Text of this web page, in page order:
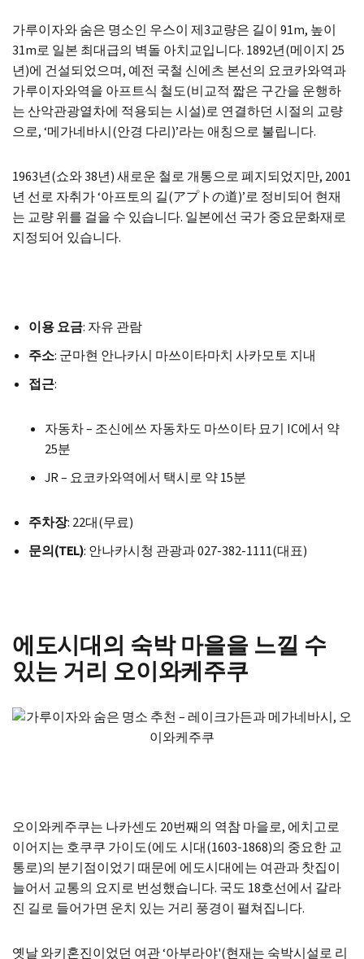
가루이자와 숨은 명소인 우스이 제3교량은 길이 91m, 높이
31m로 일본 최대급의 벽돌 아치교입니다. 1892년(메이지 25
년)에 건설되었으며, 예전 국철 신에츠 본선의 요코카와역과
가루이자와역을 아프트식 철도(비교적 짧은 구간을 운행하
는 산악관광열차에 적용되는 시설)로 연결하던 시절의 교량
으로, ‘메가네바시(안경 다리)’라는 애칭으로 불립니다.
1963년(쇼와 38년) 새로운 철로 개통으로 폐지되었지만, 2001
년 선로 자취가 ‘아프토의 길(アプトの道)’로 정비되어 현재
는 교량 위를 걸을 수 있습니다. 일본에선 국가 중요문화재로
지정되어 있습니다.
이용 요금: 자유 관람
주소: 군마현 안나카시 마쓰이타마치 사카모토 지내
접근:
자동차 – 조신에쓰 자동차도 마쓰이타 묘기 IC에서 약
25분
JR – 요코카와역에서 택시로 약 15분
주차장: 22대(무료)
문의(TEL): 안나카시청 관광과 027-382-1111(대표)
에도시대의 숙박 마을을 느낄 수
있는 거리 오이와케주쿠
오이와케주쿠는 나카센도 20번째의 역참 마을로, 에치고로
이어지는 호쿠쿠 가이도(에도 시대(1603-1868)의 중요한 교
통로)의 분기점이었기 때문에 에도시대에는 여관과 찻집이
늘어서 교통의 요지로 번성했습니다. 국도 18호선에서 갈라
진 길로 들어가면 운치 있는 거리 풍경이 펼쳐집니다.
옛날 와키혼진이었던 여관 ‘아부라야'(현재는 숙박시설로 리